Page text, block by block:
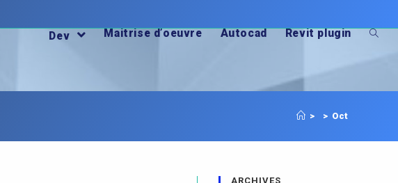
Dev Maitrise d’oeuvre Autocad Revit plugin
> > Oct
ARCHIVES